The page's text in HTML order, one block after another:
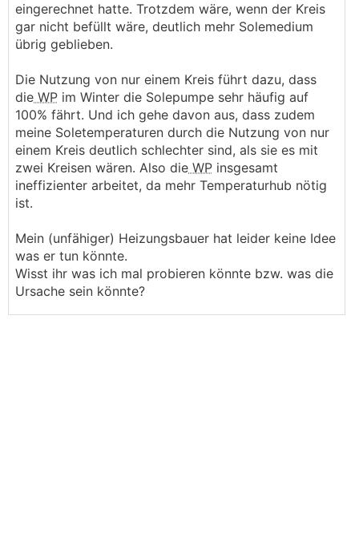
eingerechnet hatte. Trotzdem wäre, wenn der Kreis
gar nicht befüllt wäre, deutlich mehr Solemedium
übrig geblieben.
Die Nutzung von nur einem Kreis führt dazu, dass
die WP im Winter die Solepumpe sehr häufig auf
100% fährt. Und ich gehe davon aus, dass zudem
meine Soletemperaturen durch die Nutzung von nur
einem Kreis deutlich schlechter sind, als sie es mit
zwei Kreisen wären. Also die WP insgesamt
ineffizienter arbeitet, da mehr Temperaturhub nötig
ist.
Mein (unfähiger) Heizungsbauer hat leider keine Idee
was er tun könnte.
Wisst ihr was ich mal probieren könnte bzw. was die
Ursache sein könnte?